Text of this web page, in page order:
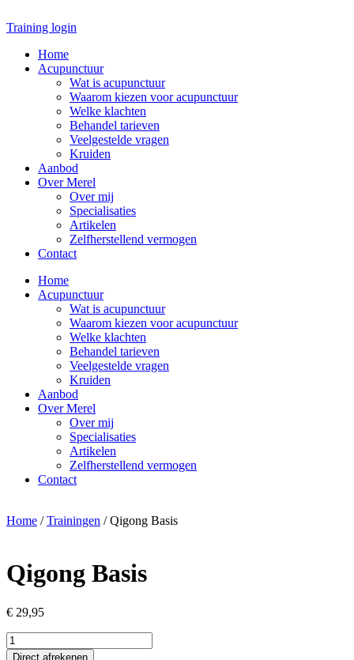
naar
inhoud
Training login
Home
Acupunctuur
Wat is acupunctuur
Waarom kiezen voor acupunctuur
Welke klachten
Behandel tarieven
Veelgestelde vragen
Kruiden
Aanbod
Over Merel
Over mij
Specialisaties
Artikelen
Zelfherstellend vermogen
Contact
Home
Acupunctuur
Wat is acupunctuur
Waarom kiezen voor acupunctuur
Welke klachten
Behandel tarieven
Veelgestelde vragen
Kruiden
Aanbod
Over Merel
Over mij
Specialisaties
Artikelen
Zelfherstellend vermogen
Contact
Home /Trainingen / Qigong Basis
Qigong Basis
€ 29,95
Qigong
Basis
Direct afrekenen